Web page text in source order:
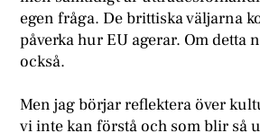
egen fråga. De brittiska väljarna
påverka hur EU agerar. Om detta
också.
Men jag börjar reflektera över
vi inte kan förstå och som blir så